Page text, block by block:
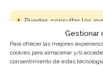
Gestionar
Para ofrecer las mejores
cookies para almacenar y/o
consentimiento de estas
Puedes consultar los